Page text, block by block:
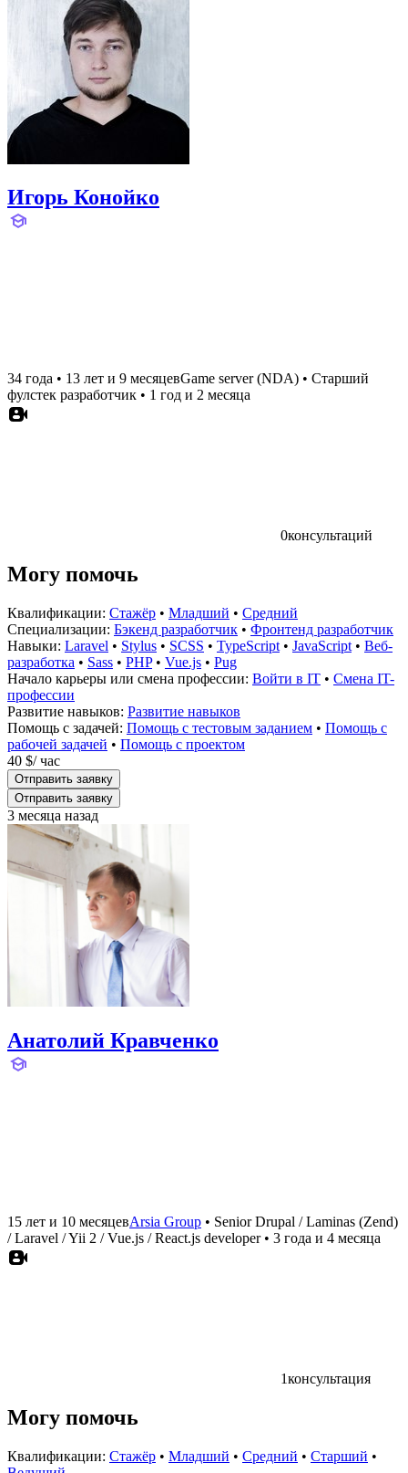
Игорь Конойко
34 года • 13 лет и 9 месяцевGame server (NDA) • Старший
фулстек разработчик • 1 год и 2 месяца
0консультаций
Могу помочь
Квалификации: Стажёр • Младший • Средний
Специализации: Бэкенд разработчик • Фронтенд разработчик
Навыки: Laravel • Stylus • SCSS • TypeScript • JavaScript • Веб-
разработка • Sass • PHP• Vue.js • Pug
Начало карьеры или смена профессии: Войти в IT • Смена IT-
профессии
Развитие навыков: Развитие навыков
Помощь с задачей: Помощь с тестовым заданием • Помощь с
рабочей задачей • Помощь с проектом
40 $/ час
Отправить заявку
Отправить заявку
3 месяца назад
Анатолий Кравченко
15 лет и 10 месяцевArsia Group • Senior Drupal / Laminas (Zend)
/ Laravel / Yii 2 / Vue.js / React.js developer• 3 года и 4 месяца
1консультация
Могу помочь
Квалификации: Стажёр • Младший • Средний • Старший •